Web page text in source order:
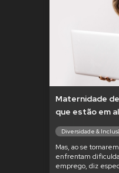
Maternidade
que estão em
Diversidade &
Mas, ao se
enfrentam
emprego, diz